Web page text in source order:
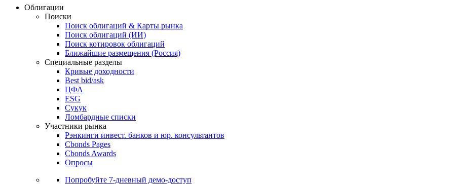
Облигации
Поиски
Поиск облигаций & Карты рынка
Поиск облигаций (ИИ)
Поиск котировок облигаций
Ближайшие размещения (Россия)
Специальные разделы
Кривые доходности
Best bid/ask
ЦФА
ESG
Сукук
Ломбардные списки
Участники рынка
Рэнкинги инвест. банков и юр. консультантов
Cbonds Pages
Cbonds Awards
Опросы
Попробуйте 7-дневный демо-доступ